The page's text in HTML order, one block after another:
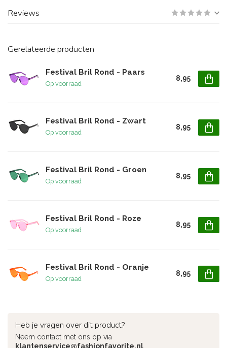
Reviews
Gerelateerde producten
Festival Bril Rond - Paars
Op voorraad
8,95
Festival Bril Rond - Zwart
Op voorraad
8,95
Festival Bril Rond - Groen
Op voorraad
8,95
Festival Bril Rond - Roze
Op voorraad
8,95
Festival Bril Rond - Oranje
Op voorraad
8,95
Heb je vragen over dit product?
Neem contact met ons op via
klantenservice@fashionfavorite.nl